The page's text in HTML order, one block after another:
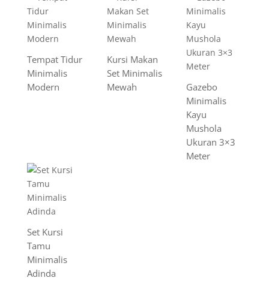
Tempat Tidur
Minimalis
Modern
Kursi Makan
Set Minimalis
Mewah
Gazebo
Minimalis
Kayu
Mushola
Ukuran 3×3
Meter
Set Kursi
Tamu
Minimalis
Adinda